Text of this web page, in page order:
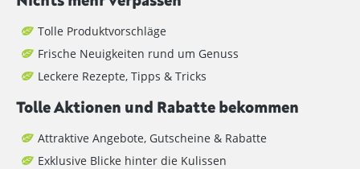
Tolle Produktvorschläge
Frische Neuigkeiten rund um Genuss
Leckere Rezepte, Tipps & Tricks
Tolle Aktionen und Rabatte bekommen
Attraktive Angebote, Gutscheine & Rabatte
Exklusive Blicke hinter die Kulissen